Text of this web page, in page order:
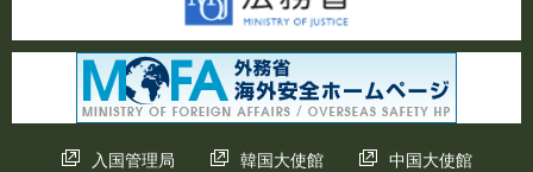
入国管理局 韓国大使館 中国大使館